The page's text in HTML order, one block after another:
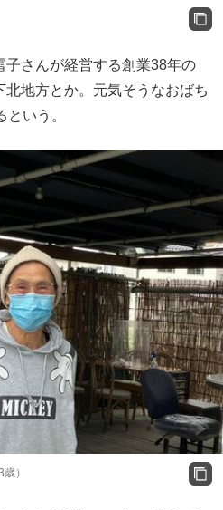
子さんが経営する創業38年の
北地方とか。元気そうなおばち
いう。
）